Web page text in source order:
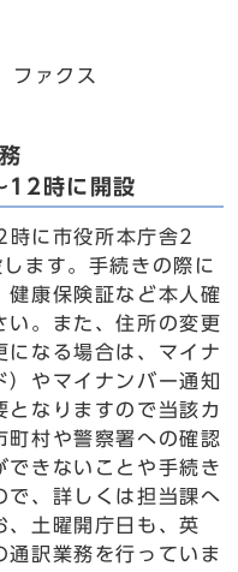
ァクス
12時に開設
に市役所本庁舎2
ます。手続きの際に
健康保険証など本人確
い。また、住所の変更
になる場合は、マイナ
）やマイナンバー通知
となりますので当該カ
町村や警察署への確認
できないことや手続き
で、詳しくは担当課へ
、土曜開庁日も、英
通訳業務を行っていま